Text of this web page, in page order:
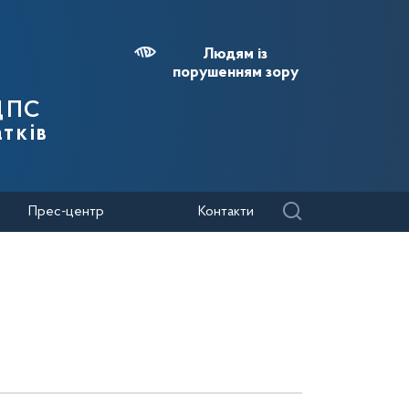
Людям із
порушенням зору
Прес-центр Контакти